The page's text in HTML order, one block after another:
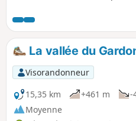
du Gardon de Saint-Jean.
La vallée du
Visorandonneur
15,35 km
+461 m -
Moyenne